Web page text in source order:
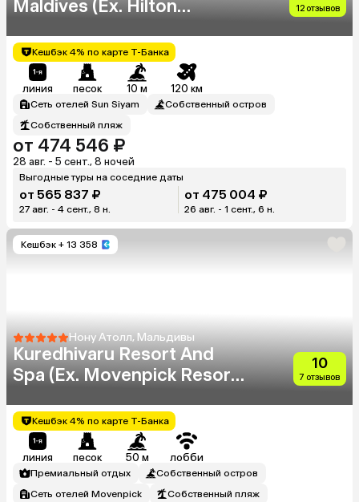
Maldives (Ex. Hilton
12 отзывов
Кешбэк 4% по карте Т-Банка
линия песок 10 м 120 км
Сеть отелей Sun Siyam
Собственный остров
Собственный пляж
от 474 546 ₽
28 авг. - 5 сент., 8 ночей
Выгодные туры на соседние даты
от 565 837 ₽
27 авг. - 4 сент., 8 н.
от 475 004 ₽
26 авг. - 1 сент., 6 н.
Кешбэк + 13 358
Нону Атолл, Мальдивы
Kuredhivaru Resort And
Spa (Ex. Movenpick Resort
10
7 отзывов
Кешбэк 4% по карте Т-Банка
линия песок 50 м лобби
Премиальный отдых
Собственный остров
Сеть отелей Movenpick
Собственный пляж